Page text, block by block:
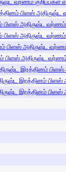
வர்ணம்
பிளஸ் அதிருஷ்ட
அதிருஷ்ட வர்ணம்
அதிருஷ்ட வர்ணம்
பிளஸ் அதிருஷ்ட
அதிருஷ்ட வர்ணம்
இரத்தினம்
இரத்தினம் பிளஸ்
இரத்தினம் பிளஸ்